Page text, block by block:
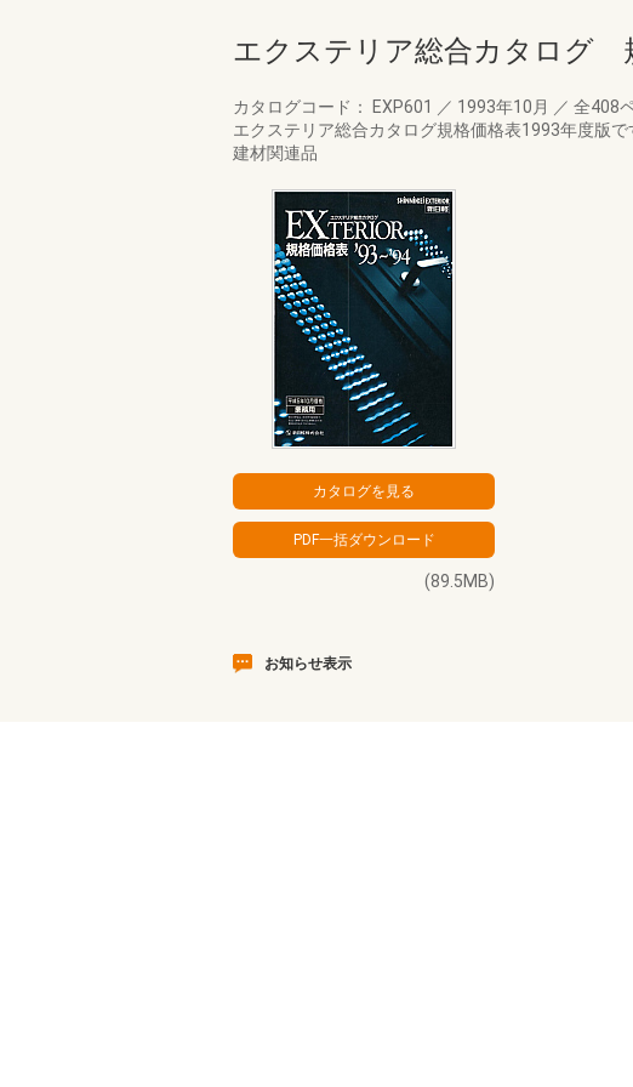
エクステリア総合カタログ
カタログコード： EXP601 ／ 1993年10月 ／ 全408
エクステリア総合カタログ規格価格表1993年度版
建材関連品
(89.5MB)
お知らせ表示